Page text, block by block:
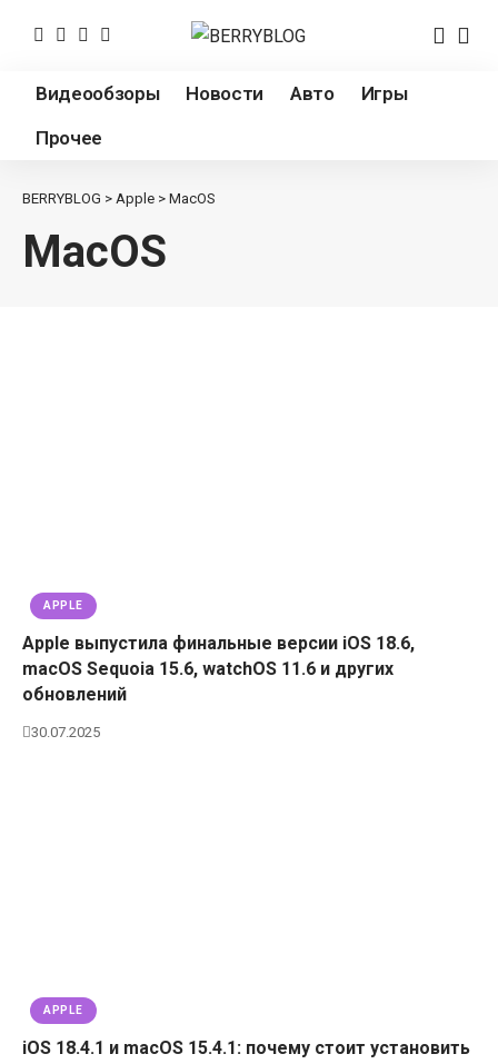
Видеообзоры Новости Авто
Игры
Прочее
BERRYBLOG > Apple > MacOS
MacOS
APPLE
Apple выпустила финальные версии iOS 18.6,
macOS Sequoia 15.6, watchOS 11.6 и других
обновлений
30.07.2025
APPLE
iOS 18.4.1 и macOS 15.4.1: почему стоит установить